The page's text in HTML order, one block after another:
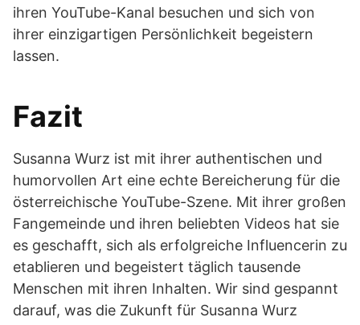
ihren YouTube-Kanal besuchen und sich von
ihrer einzigartigen Persönlichkeit begeistern
lassen.
Fazit
Susanna Wurz ist mit ihrer authentischen und
humorvollen Art eine echte Bereicherung für die
österreichische YouTube-Szene. Mit ihrer großen
Fangemeinde und ihren beliebten Videos hat sie
es geschafft, sich als erfolgreiche Influencerin zu
etablieren und begeistert täglich tausende
Menschen mit ihren Inhalten. Wir sind gespannt
darauf, was die Zukunft für Susanna Wurz